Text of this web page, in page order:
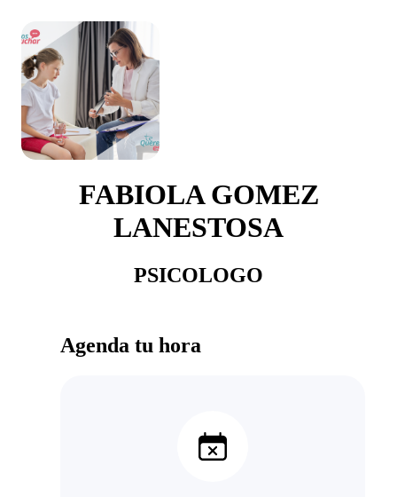
FABIOLA GOMEZ
LANESTOSA
PSICOLOGO
Agenda tu hora